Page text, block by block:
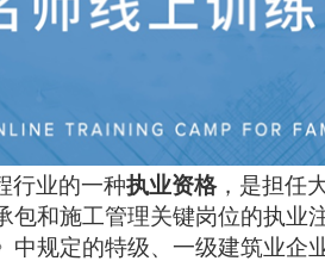
行业的一种执业资格，是担任
包和施工管理关键岗位的执业
中规定的特级、一级建筑业